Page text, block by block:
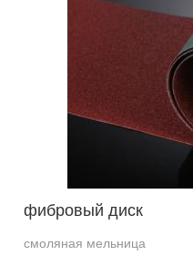
фибровый диск
смоляная мельница